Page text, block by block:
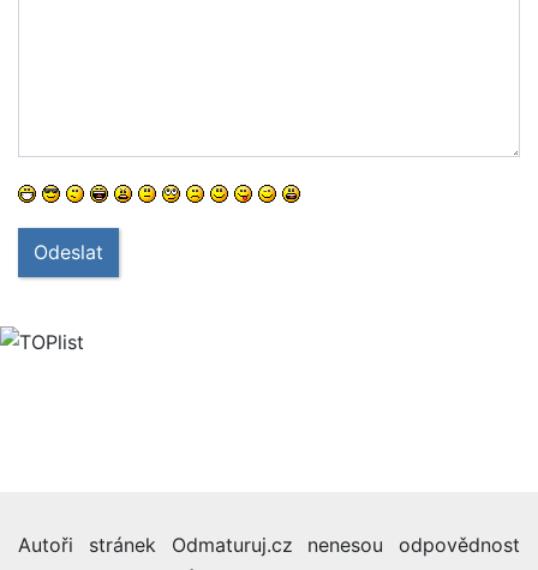
Odeslat
Autoři stránek Odmaturuj.cz nenesou odpovědnost